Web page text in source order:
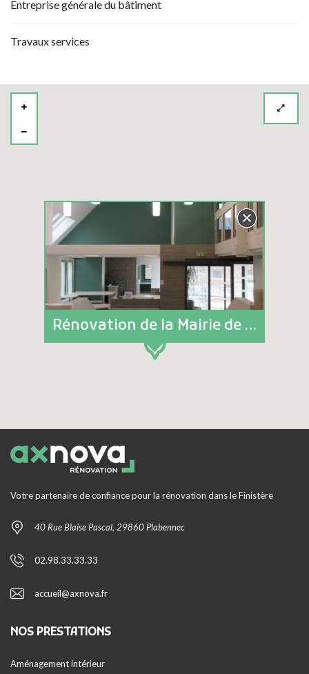
Entreprise générale du bâtiment
Travaux services
Rénovation de la Mairie de Plouvorn
Votre partenaire de confiance pour la rénovation dans le Finistère
40 Rue Blaise Pascal, 29860 Plabennec
02.98.33.33.33
accueil@axnova.fr
NOS PRESTATIONS
Aménagement intérieur